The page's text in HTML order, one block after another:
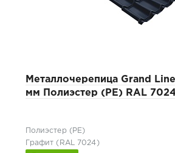
Металлочерепица Grand
мм Полиэстер (PE) RAL
Полиэстер (РЕ)
Графит (RAL 7024)